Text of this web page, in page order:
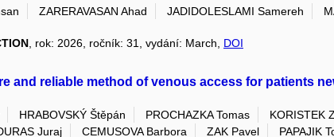
ZARERAVASAN Ahad JADIDOLESLAMI Samereh
, rok: 2026, ročník: 31, vydání: March, DOI
and reliable method of venous access for patients
HRABOVSKÝ Štěpán PROCHAZKA Tomas KORISTEK
Juraj CEMUSOVA Barbora ZAK Pavel
PAPAJIK